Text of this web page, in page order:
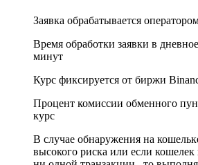
Заявка обрабатывается
Время обработки заявки в
минут
Курс фиксируется от биржи
Процент комиссии обменного
курс
В случае обнаружения на
высокого риска или если кошелек